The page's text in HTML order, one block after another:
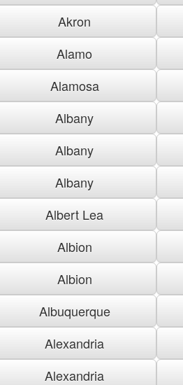
Akron
Alamo
Alamosa
Albany
Albany
Albany
Albert Lea
Albion
Albion
Albuquerque
Alexandria
Alexandria